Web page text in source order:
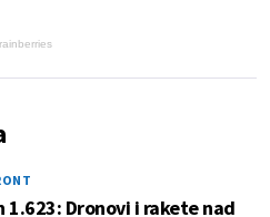
1.623: Dronovi i rakete nad